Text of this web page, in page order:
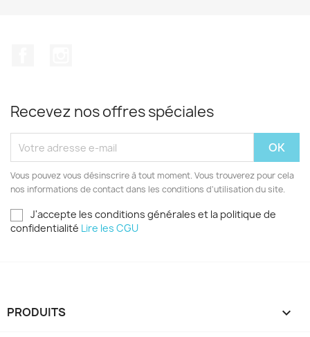
Recevez nos offres spéciales
Vous pouvez vous désinscrire à tout moment. Vous trouverez pour cela
nos informations de contact dans les conditions d'utilisation du site.
J'accepte les conditions générales et la politique de
confidentialité Lire les CGU
PRODUITS 